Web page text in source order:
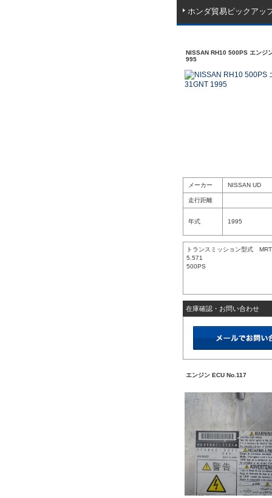
ホンダ貿易ピックアッ
NISSAN RH10 500PS エン
995
メーカー NISSAN UD
走行距離
年式 1995
トランスミッション型式
5.571
500PS
在庫確認・お問い合わせ
エンジン ECU No.117